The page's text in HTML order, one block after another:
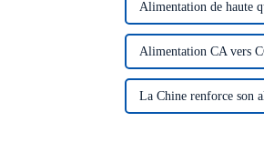
Alimentation de haute
Alimentation CA vers
La Chine renforce son